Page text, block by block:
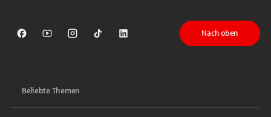
Sparkasse auf Facebook
Sparkasse auf Youtube
Sparkasse auf Instagram
Sparkasse auf TikTok
Sparkasse auf LinkedIn
Nach oben
Beliebte Themen